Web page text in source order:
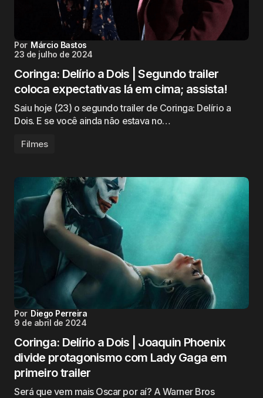
Por Márcio Bastos
23 de julho de 2024
Coringa: Delírio a Dois | Segundo trailer
coloca expectativas lá em cima; assista!
Saiu hoje (23) o segundo trailer de Coringa: Delírio a
Dois. E se você ainda não estava no…
Filmes
Por Diego Perreira
9 de abril de 2024
Coringa: Delírio a Dois | Joaquin Phoenix
divide protagonismo com Lady Gaga em
primeiro trailer
Será que vem mais Oscar por aí? A Warner Bros